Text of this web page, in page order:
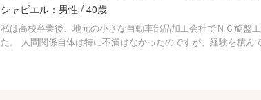
シャビエル：男性 / 40歳
私は高校卒業後、地元の小さな自動車部品加工会社でＮＣ旋盤
た。 人間関係自体は特に不満はなかったのですが、経験を積ん